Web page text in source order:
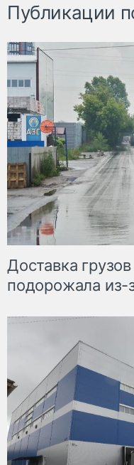
Публикации
Доставка
подорожала из-